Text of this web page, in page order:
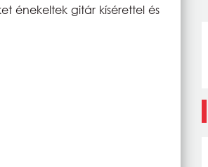
énekeltek gitár kísérettel és